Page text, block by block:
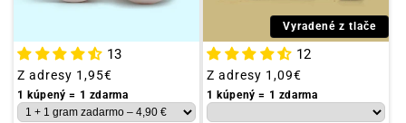
13
Obvyklá
cena
Z adresy 1,95€
1 kúpený = 1 zdarma
Vyradené z tlače
12
Obvyklá
cena
Z adresy 1,09€
1 kúpený = 1 zdarma